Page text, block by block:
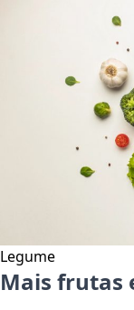
Legume
Mais frutas